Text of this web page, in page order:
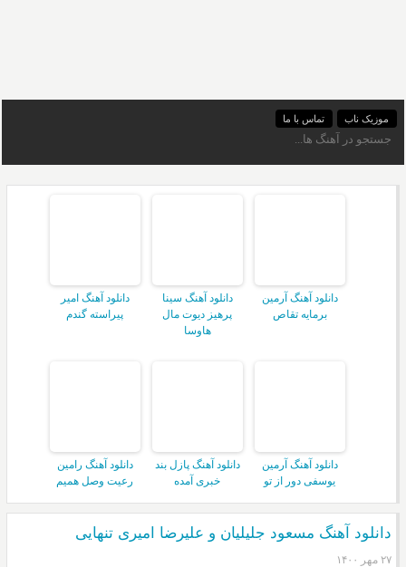
موزیک ناب تماس با ما
دانلود آهنگ آرمین
برمایه تقاص
دانلود آهنگ سینا
پرهیز دیوت مال
هاوسا
دانلود آهنگ امیر
پیراسته گندم
دانلود آهنگ آرمین
یوسفی دور از تو
دانلود آهنگ پازل بند
خبری آمده
دانلود آهنگ رامین
رعیت وصل همیم
دانلود آهنگ مسعود جلیلیان و علیرضا امیری تنهایی
۲۷ مهر ۱۴۰۰